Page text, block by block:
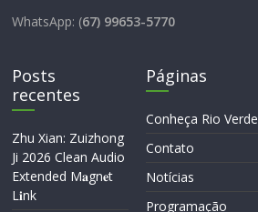
WhatsApp: (67) 99653-5770
Posts
recentes
Zhu Xian: Zuizhong
Ji 2026 Clean Audio
Extended M𝐚gn𝐞t
L𝐢nk
Páginas
Conheça Rio Verde
Contato
Notícias
Programação